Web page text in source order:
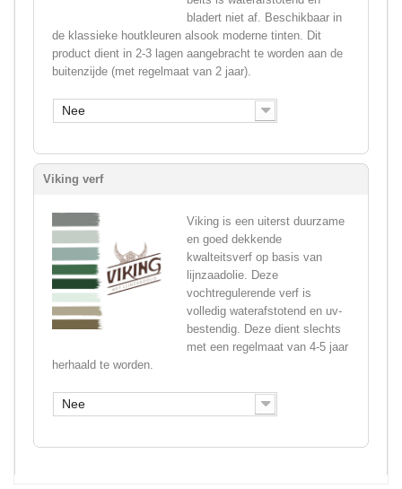
bladert niet af. Beschikbaar in
de klassieke houtkleuren alsook moderne tinten. Dit
product dient in 2-3 lagen aangebracht te worden aan de
buitenzijde (met regelmaat van 2 jaar).
Nee
Viking verf
Viking is een uiterst duurzame
en goed dekkende
kwalteitsverf op basis van
lijnzaadolie. Deze
vochtregulerende verf is
volledig waterafstotend en uv-
bestendig. Deze dient slechts
met een regelmaat van 4-5 jaar
herhaald te worden.
Nee